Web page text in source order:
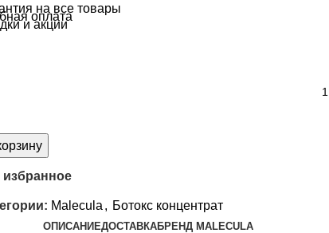
на все товары
оплата
и акции
избранное
Malecula , Ботокс концентрат
ОПИСАНИЕДОСТАВКАБРЕНД MALECULA